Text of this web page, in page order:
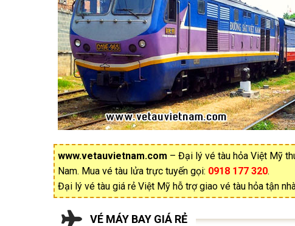
www.vetauvietnam.com – Đại lý vé tàu hỏa Việt Mỹ
Nam. Mua vé tàu lửa trực tuyến gọi: 0918 177 320.
Đại lý vé tàu giá rẻ Việt Mỹ hỗ trợ giao vé tàu hỏa tận
VÉ MÁY BAY GIÁ RẺ